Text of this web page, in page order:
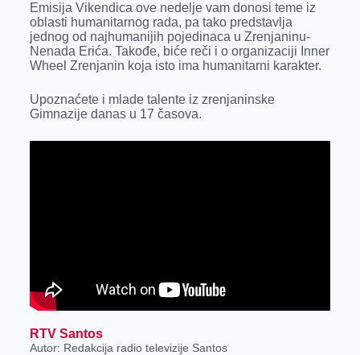
b
o
o
k
e
n
g
r
e
d
I
r
s
A
p
l
Emisija Vikendica ove nedelje vam donosi teme iz
oblasti humanitarnog rada, pa tako predstavlja
jednog od najhumanijih pojedinaca u Zrenjaninu-
Nenada Erića. Takođe, biće reči i o organizaciji Inner
Wheel Zrenjanin koja isto ima humanitarni karakter.
Upoznaćete i mlade talente iz zrenjaninske
Gimnazije danas u 17 časova.
RTV Santos
Autor: Redakcija radio televizije Santos